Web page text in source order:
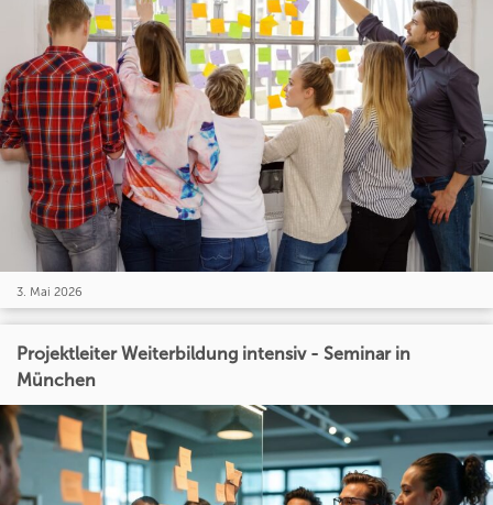
3. Mai 2026
Projektleiter Weiterbildung intensiv - Seminar in
München